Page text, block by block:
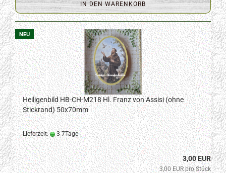
IN DEN WARENKORB
NEU
Heiligenbild HB-CH-M218 Hl. Franz von Assisi (ohne
Stickrand) 50x70mm
Lieferzeit: 3-7Tage
3,00 EUR
3,00 EUR pro Stück